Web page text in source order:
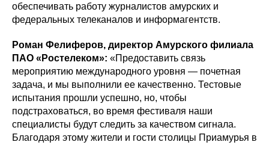
обеспечивать работу журналистов амурских и
федеральных телеканалов и информагентств.
Роман Фелиферов, директор Амурского филиала
ПАО «Ростелеком»: «Предоставить связь
мероприятию международного уровня — почетная
задача, и мы выполнили ее качественно. Тестовые
испытания прошли успешно, но, чтобы
подстраховаться, во время фестиваля наши
специалисты будут следить за качеством сигнала.
Благодаря этому жители и гости столицы Приамурья в